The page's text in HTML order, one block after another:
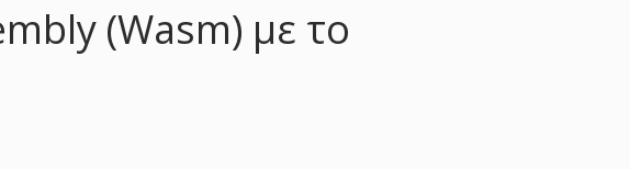
(Wasm) με το